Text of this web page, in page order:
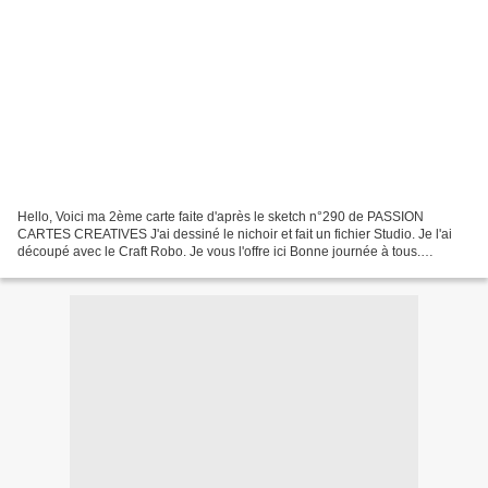
Hello, Voici ma 2ème carte faite d'après le sketch n°290 de PASSION
CARTES CREATIVES J'ai dessiné le nichoir et fait un fichier Studio. Je l'ai
découpé avec le Craft Robo. Je vous l'offre ici Bonne journée à tous.